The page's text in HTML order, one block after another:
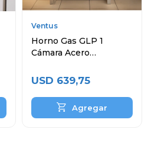
Ventus
Horno Gas GLP 1
Cámara Acero
USD 639,75